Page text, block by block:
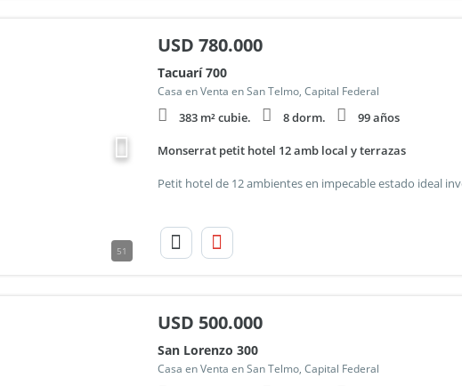
51
USD 780.000
Tacuarí 700
Casa en Venta en San Telmo, Capital Federal
383 m² cubie. 8 dorm. 99 años
Monserrat petit hotel 12 amb local y terrazas
USD 500.000
San Lorenzo 300
Casa en Venta en San Telmo, Capital Federal